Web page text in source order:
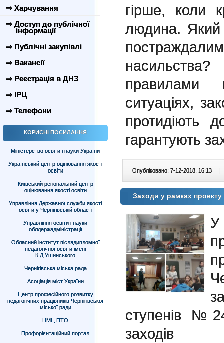
⇒ Харчування
⇒ Доступ до публічної
інформації
⇒ Публічні закупівлі
⇒ Вакансії
⇒ Реєстрація в ДНЗ
⇒ ІРЦ
⇒ Телефони
КОРИСНІ ПОСИЛАННЯ
Міністерство освіти і науки України
Український центр оцінювання якості
освіти
Київський регіональний центр
оцінювання якості освіти
Управління Державної служби якості
освіти у Чернігівській області
Управління освіти і науки
облдержадміністрації
Обласний інститут післядипломної
педагогічної освіти імені
К.Д.Ушинського
Чернігівська міська рада
Асоціація міст України
Центр професійного розвитку
педагогічних працівників Чернігівської
міської ради
НМЦ ПТО
Профорієнтаційний портал
гірше, коли
людина. Який
правилами
ситуаціях,
протидіють
гарантують
Опубліковано: 7-12-2018, 16:13 |
Заходи у рамках
ступенів
заходів